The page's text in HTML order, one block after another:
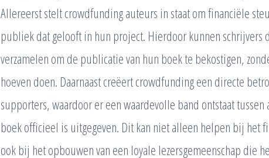
Allereerst stelt crowdfunding auteurs in staat om financiële
publiek dat gelooft in hun project. Hierdoor kunnen
verzamelen om de publicatie van hun boek te bekostigen,
hoeven doen. Daarnaast creëert crowdfunding een directe
supporters, waardoor er een waardevolle band ontstaat
boek officieel is uitgegeven. Dit kan niet alleen helpen bij het
ook bij het opbouwen van een loyale lezersgemeenschap die